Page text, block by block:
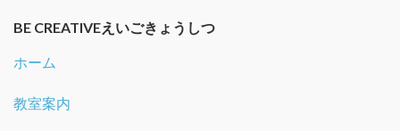
BE CREATIVEえいごきょうしつ
ホーム
教室案内